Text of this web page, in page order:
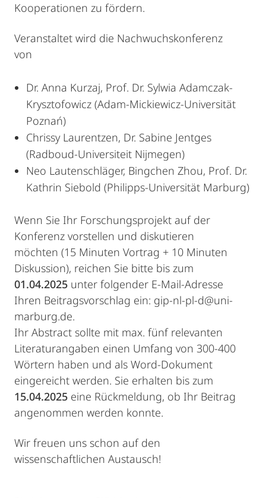
Kooperationen zu fördern.
Veranstaltet wird die Nachwuchskonferenz
von
Dr. Anna Kurzaj, Prof. Dr. Sylwia Adamczak-
Krysztofowicz (Adam-Mickiewicz-Universität
Poznań)
Chrissy Laurentzen, Dr. Sabine Jentges
(Radboud-Universiteit Nijmegen)
Neo Lautenschläger, Bingchen Zhou, Prof. Dr.
Kathrin Siebold (Philipps-Universität Marburg)
Wenn Sie Ihr Forschungsprojekt auf der
Konferenz vorstellen und diskutieren
möchten (15 Minuten Vortrag + 10 Minuten
Diskussion), reichen Sie bitte bis zum
01.04.2025 unter folgender E-Mail-Adresse
Ihren Beitragsvorschlag ein: gip-nl-pl-d@uni-
marburg.de.
Ihr Abstract sollte mit max. fünf relevanten
Literaturangaben einen Umfang von 300-400
Wörtern haben und als Word-Dokument
eingereicht werden. Sie erhalten bis zum
15.04.2025 eine Rückmeldung, ob Ihr Beitrag
angenommen werden konnte.
Wir freuen uns schon auf den
wissenschaftlichen Austausch!